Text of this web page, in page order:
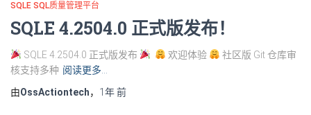
SQLE SQL质量管理平台
SQLE 4.2504.0 正式版发布！
SQLE 4.2504.0 正式版发布 欢迎体验
社区版 Git 仓库审
核支持多种 阅读更多…
由OssActiontech， 1年前